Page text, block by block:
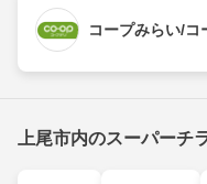
コープみらい/コ
上尾市内のスーパーチ